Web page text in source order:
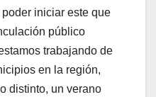
iniciar este que
público
trabajando de
en la región,
distinto, un verano